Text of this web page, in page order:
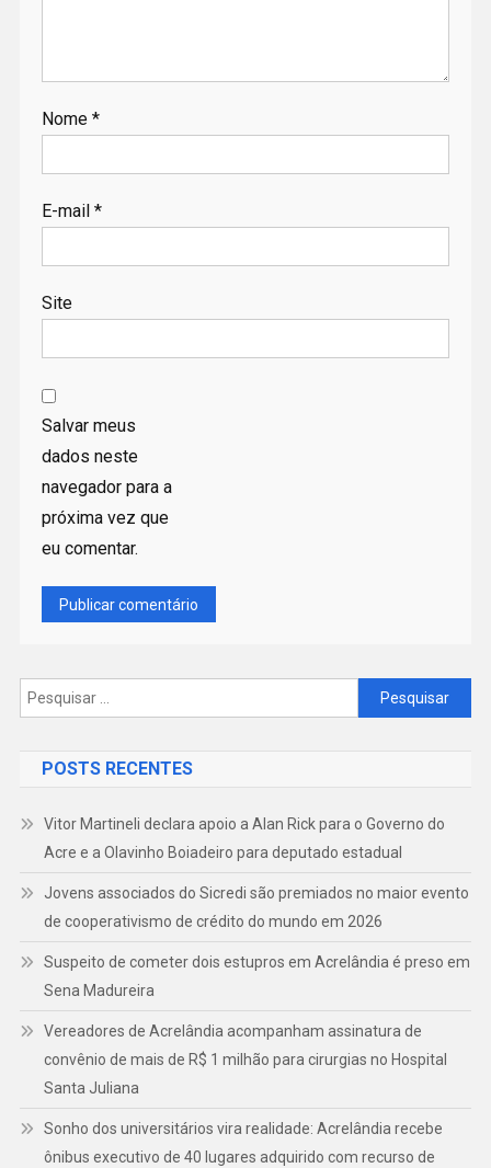
Nome *
E-mail *
Site
Salvar meus
dados neste
navegador para a
próxima vez que
eu comentar.
Pesquisar
por:
POSTS RECENTES
Vitor Martineli declara apoio a Alan Rick para o Governo do
Acre e a Olavinho Boiadeiro para deputado estadual
Jovens associados do Sicredi são premiados no maior evento
de cooperativismo de crédito do mundo em 2026
Suspeito de cometer dois estupros em Acrelândia é preso em
Sena Madureira
Vereadores de Acrelândia acompanham assinatura de
convênio de mais de R$ 1 milhão para cirurgias no Hospital
Santa Juliana
Sonho dos universitários vira realidade: Acrelândia recebe
ônibus executivo de 40 lugares adquirido com recurso de